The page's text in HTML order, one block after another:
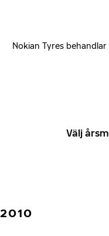
Nokian Tyres
Välj
2010